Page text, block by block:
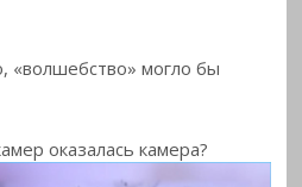
«волшебство» могло бы
оказалась камера?